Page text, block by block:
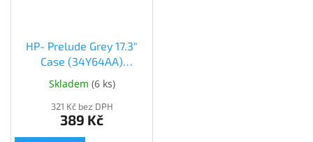
MILESIGHT
Doprodej
Přihlášení
HP- Prelude Grey 17.3"
Case (34Y64AA)
(34Y64AA)
Skladem (6 ks)
321 Kč bez DPH
389 Kč